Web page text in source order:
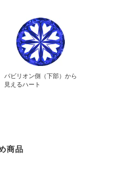
パビリオン側（下部）から
見えるハート
商品